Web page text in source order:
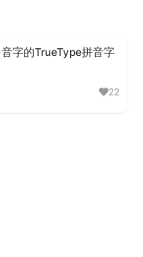
字的TrueType拼音字
22